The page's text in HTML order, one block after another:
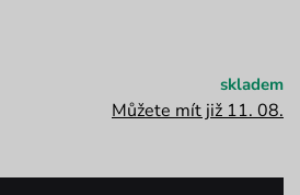
skladem
Můžete mít již 11. 08.